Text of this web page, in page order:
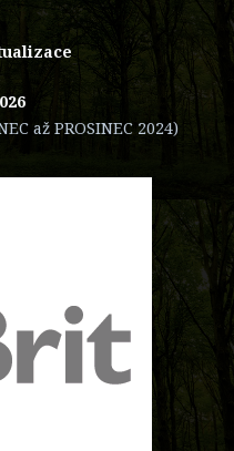
až PROSINEC 2024)